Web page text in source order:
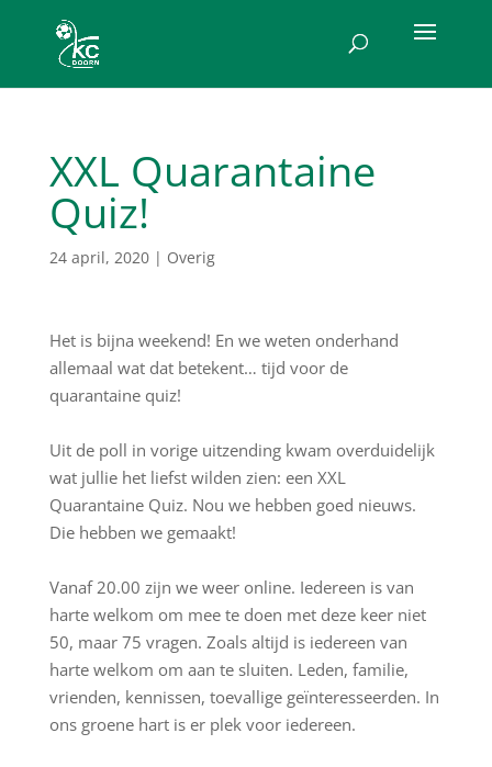
XXL Quarantaine
Quiz!
24 april, 2020| Overig
Het is bijna weekend! En we weten onderhand
allemaal wat dat betekent… tijd voor de
quarantaine quiz!
Uit de poll in vorige uitzending kwam overduidelijk
wat jullie het liefst wilden zien: een XXL
Quarantaine Quiz. Nou we hebben goed nieuws.
Die hebben we gemaakt!
Vanaf 20.00 zijn we weer online. Iedereen is van
harte welkom om mee te doen met deze keer niet
50, maar 75 vragen. Zoals altijd is iedereen van
harte welkom om aan te sluiten. Leden, familie,
vrienden, kennissen, toevallige geïnteresseerden. In
ons groene hart is er plek voor iedereen.